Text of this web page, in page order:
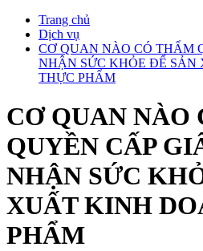
Trang chủ
Dịch vụ
CƠ QUAN NÀO CÓ THẨM
NHẬN SỨC KHỎE ĐỂ
THỰC PHẨM
CƠ QUAN NÀO
QUYỀN CẤP
NHẬN SỨC
XUẤT KINH
PHẨM